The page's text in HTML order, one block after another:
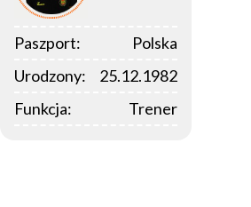
Paszport:
Polska
Urodzony:
25.12.1982
Funkcja:
Trener